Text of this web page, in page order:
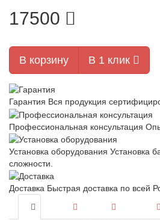
17500
В корзину В 1 клик
Гарантия Вся продукция
Профессиональная консультация
Установка оборудования Установка
сложности.
Доставка Быстрая доставка по всей